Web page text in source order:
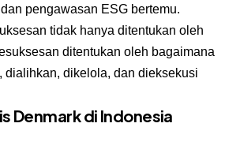
pengawasan ESG bertemu.
tidak hanya ditentukan oleh
ditentukan oleh bagaimana
dialihkan, dikelola, dan dieksekusi
Denmark di Indonesia